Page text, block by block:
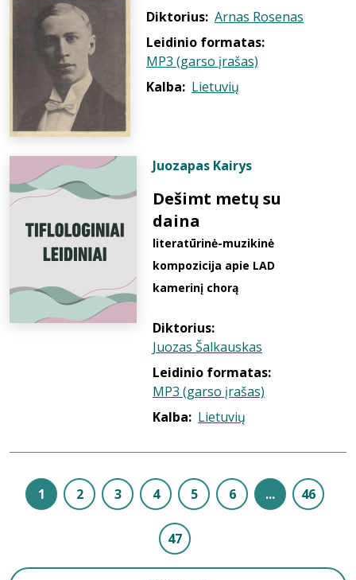
Diktorius: Arnas Rosenas
Leidinio formatas:
MP3 (garso įrašas)
Kalba: Lietuvių
Juozapas Kairys
Dešimt metų su
daina
literatūrinė-muzikinė
kompozicija apie LAD
kamerinį chorą
Diktorius:
Juozas Šalkauskas
Leidinio formatas:
MP3 (garso įrašas)
Kalba: Lietuvių
1 2 3 4 5 6 ... 46
47